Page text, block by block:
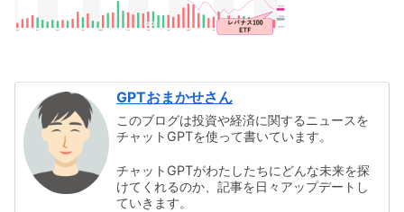
GPTおまかせさん
このブログは投資や経済に関するニュースを
チャットGPTを使って書いています。
チャットGPTがわたしたちにどんな未来を探
けてくれるのか、記事を日々アップデートし
ていきます。